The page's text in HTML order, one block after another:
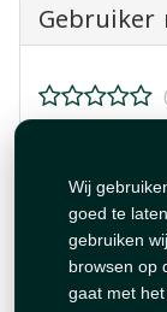
Wij
goed te
gebruiken
browsen op
gaat met
Gebruiker